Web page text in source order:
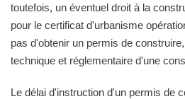
toutefois, un éventuel droit à la
pour le certificat d'urbanisme
pas d'obtenir un permis de
technique et réglementaire d'une
Le délai d'instruction d'un permis de